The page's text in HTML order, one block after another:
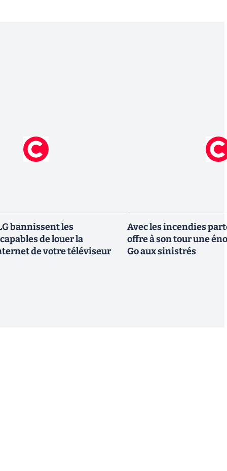
bannissent les
de louer la
de votre téléviseur
Avec les incendies
offre à son tour une
Go aux sinistrés